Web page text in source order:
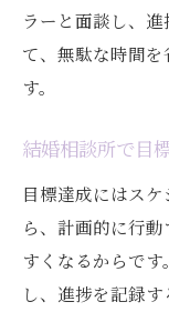
ラーと面談し、
て、無駄な時間
す。
結婚相談所で目
目標達成にはス
ら、計画的に行
すくなるからで
し、進捗を記録